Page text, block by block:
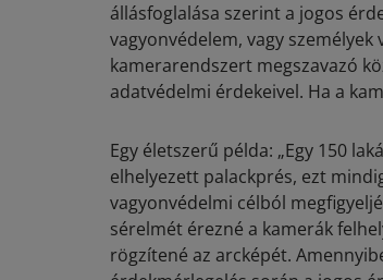
állásfoglalása szerint a jogos
vagyonvédelem, vagy
kamerarendszert megszavazó
adatvédelmi érdekeivel. Ha a
Egy életszerű példa: „Egy 150
elhelyezett palackprés, ezt
vagyonvédelmi célból
sérelmét érezné a kamerák
rögzítené az arcképét.